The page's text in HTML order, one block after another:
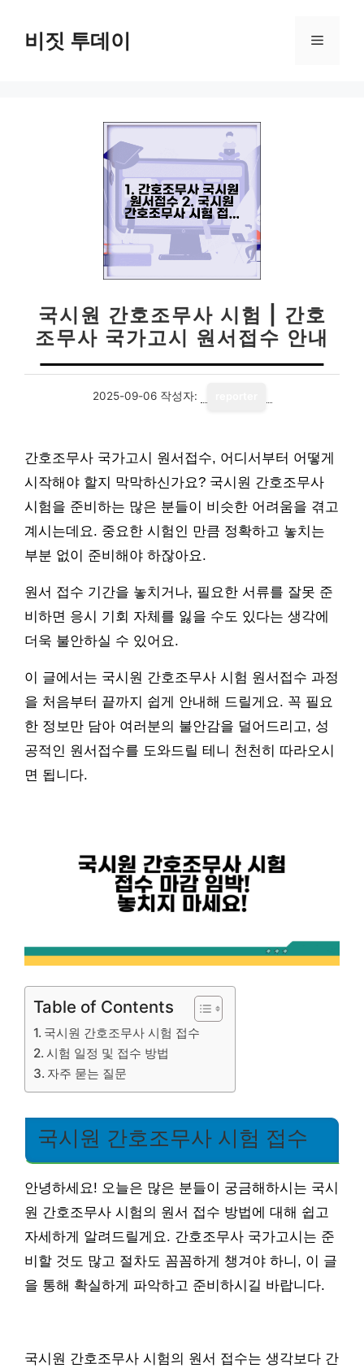
비짓 투데이 메
국시원 간호조무사 시험 | 간호
조무사 국가고시 원서접수 안내
2025-09-06 작성자:
간호조무사 국가고시 원서접수, 어디서부터 어떻게
시작해야 할지 막막하신가요? 국시원 간호조무사
시험을 준비하는 많은 분들이 비슷한 어려움을 겪고
계시는데요. 중요한 시험인 만큼 정확하고 놓치는
부분 없이 준비해야 하잖아요.
원서 접수 기간을 놓치거나, 필요한 서류를 잘못 준
비하면 응시 기회 자체를 잃을 수도 있다는 생각에
더욱 불안하실 수 있어요.
이 글에서는 국시원 간호조무사 시험 원서접수 과정
을 처음부터 끝까지 쉽게 안내해 드릴게요. 꼭 필요
한 정보만 담아 여러분의 불안감을 덜어드리고, 성
공적인 원서접수를 도와드릴 테니 천천히 따라오시
면 됩니다.
Table of Contents
국시원 간호조무사 시험 접수
시험 일정 및 접수 방법
자주 묻는 질문
국시원 간호조무사 시험 접수
안녕하세요! 오늘은 많은 분들이 궁금해하시는 국시
원 간호조무사 시험의 원서 접수 방법에 대해 쉽고
자세하게 알려드릴게요. 간호조무사 국가고시는 준
비할 것도 많고 절차도 꼼꼼하게 챙겨야 하니, 이 글
을 통해 확실하게 파악하고 준비하시길 바랍니다.
국시원 간호조무사 시험의 원서 접수는 생각보다 간